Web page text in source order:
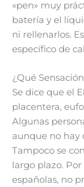
«pen» muy
batería y el
ni rellenarlos.
específico de
¿Qué
Se dice que el
placentera,
Algunas
aunque no hay
Tampoco se
largo plazo.
españolas, no